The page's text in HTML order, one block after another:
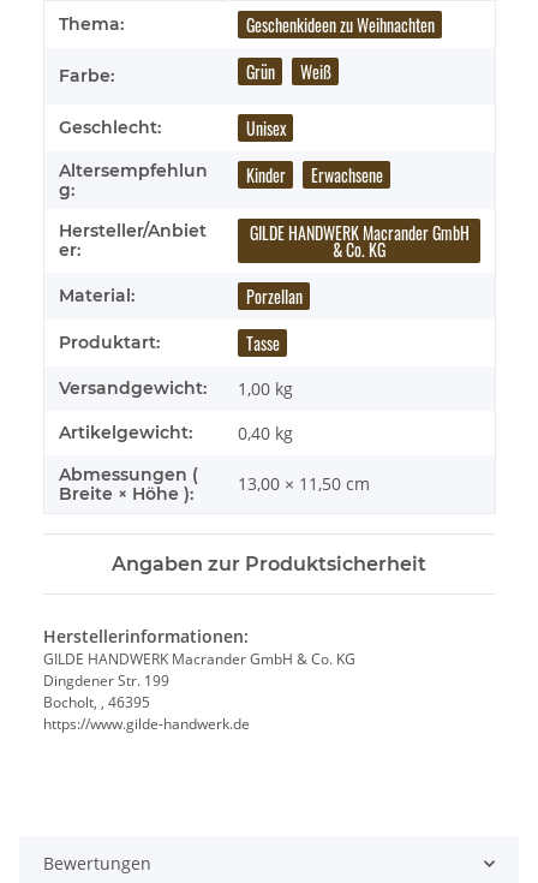
Produkteigenschaft
Wert
Thema: Geschenkideen zu Weihnachten
Farbe: Grün Weiß
Geschlecht: Unisex
Altersempfehlun
g:
Kinder Erwachsene
Hersteller/Anbiet
er:
GILDE HANDWERK Macrander GmbH
& Co. KG
Material: Porzellan
Produktart: Tasse
Versandgewicht: 1,00 kg
Artikelgewicht: 0,40 kg
Abmessungen (
Breite × Höhe ):
13,00 × 11,50 cm
Angaben zur Produktsicherheit
Herstellerinformationen:
GILDE HANDWERK Macrander GmbH & Co. KG
Dingdener Str. 199
Bocholt, , 46395
https://www.gilde-handwerk.de
Bewertungen